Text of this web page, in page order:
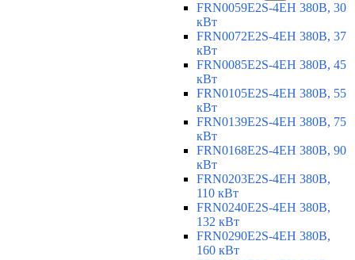
FRN0059E2S-4EH 380В, 30
кВт
FRN0072E2S-4EH 380В, 37
кВт
FRN0085E2S-4EH 380В, 45
кВт
FRN0105E2S-4EH 380В, 55
кВт
FRN0139E2S-4EH 380В, 75
кВт
FRN0168E2S-4EH 380В, 90
кВт
FRN0203E2S-4EH 380В,
110 кВт
FRN0240E2S-4EH 380В,
132 кВт
FRN0290E2S-4EH 380В,
160 кВт